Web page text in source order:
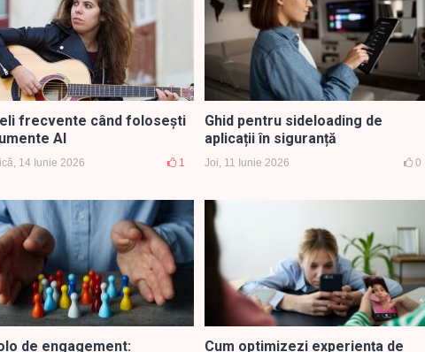
frecvente când folosești
AI
14 Iunie 2026 1
Ghid pentru sideloading de
aplicații în siguranță
Joi, 11 Iunie 2026 0
de engagement: Cum optimizezi experiența de